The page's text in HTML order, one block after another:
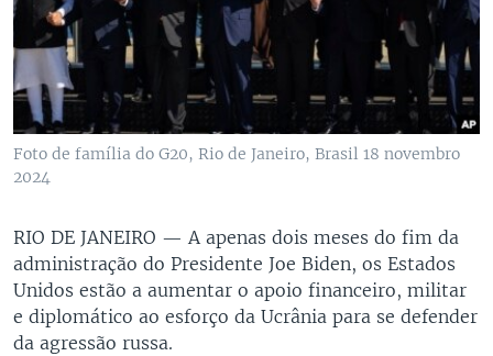
Foto de família do G20, Rio de Janeiro, Brasil 18 novembro
2024
RIO DE JANEIRO — A apenas dois meses do fim da
administração do Presidente Joe Biden, os Estados
Unidos estão a aumentar o apoio financeiro, militar
e diplomático ao esforço da Ucrânia para se defender
da agressão russa.